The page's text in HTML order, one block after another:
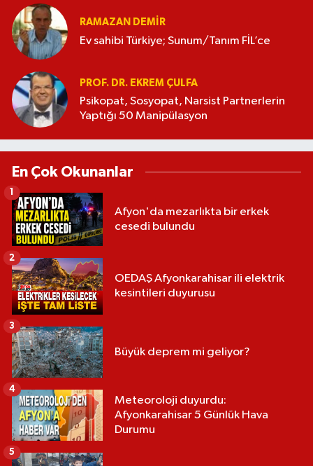
RAMAZAN DEMİR
Ev sahibi Türkiye; Sunum/Tanım FİL’ce
PROF. DR. EKREM ÇULFA
Psikopat, Sosyopat, Narsist Partnerlerin
Yaptığı 50 Manipülasyon
En Çok Okunanlar
Afyon'da mezarlıkta bir erkek
cesedi bulundu
1
OEDAŞ Afyonkarahisar ili elektrik
kesintileri duyurusu
2
Büyük deprem mi geliyor?
3
Meteoroloji duyurdu:
Afyonkarahisar 5 Günlük Hava
Durumu
4
5